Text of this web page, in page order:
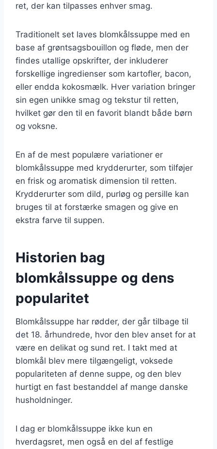
ret, der kan tilpasses enhver smag.
Traditionelt set laves blomkålssuppe med en
base af grøntsagsbouillon og fløde, men der
findes utallige opskrifter, der inkluderer
forskellige ingredienser som kartofler, bacon,
eller endda kokosmælk. Hver variation bringer
sin egen unikke smag og tekstur til retten,
hvilket gør den til en favorit blandt både børn
og voksne.
En af de mest populære variationer er
blomkålssuppe med krydderurter, som tilføjer
en frisk og aromatisk dimension til retten.
Krydderurter som dild, purløg og persille kan
bruges til at forstærke smagen og give en
ekstra farve til suppen.
Historien bag
blomkålssuppe og dens
popularitet
Blomkålssuppe har rødder, der går tilbage til
det 18. århundrede, hvor den blev anset for at
være en delikat og sund ret. I takt med at
blomkål blev mere tilgængeligt, voksede
populariteten af denne suppe, og den blev
hurtigt en fast bestanddel af mange danske
husholdninger.
I dag er blomkålssuppe ikke kun en
hverdagsret, men også en del af festlige